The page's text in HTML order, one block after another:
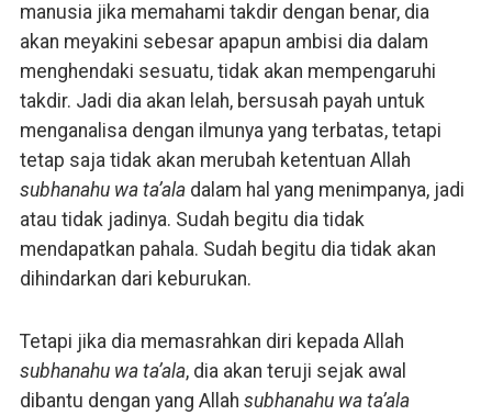
manusia jika memahami takdir dengan benar, dia
akan meyakini sebesar apapun ambisi dia dalam
menghendaki sesuatu, tidak akan mempengaruhi
takdir. Jadi dia akan lelah, bersusah payah untuk
menganalisa dengan ilmunya yang terbatas, tetapi
tetap saja tidak akan merubah ketentuan Allah
subhanahu wa ta’aladalam hal yang menimpanya, jadi
atau tidak jadinya. Sudah begitu dia tidak
mendapatkan pahala. Sudah begitu dia tidak akan
dihindarkan dari keburukan.
Tetapi jika dia memasrahkan diri kepada Allah
subhanahu wa ta’ala, dia akan teruji sejak awal
dibantu dengan yang Allah subhanahu wa ta’ala